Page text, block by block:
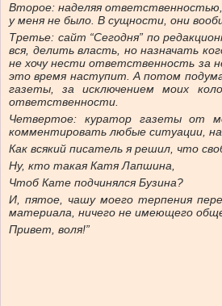
Второе: наделяя ответственностью,
у меня не было. В сущности, они
Третье: сайт “Сегодня” по
вся, делить власть, но назначать
не хочу нести ответственность за
это время наступит. А потом
газеты, за исключением моих
ответственности.
Четвертое: куратор газеты от
комментировать любые ситуации,
Как всякий писатель я решил, что
Ну, кто такая Катя Лапшина,
Чтоб Кате подчинялся Бузина?
И, пятое, чашу моего терпения
материала, ничего не имеющего
Привет, воля!”